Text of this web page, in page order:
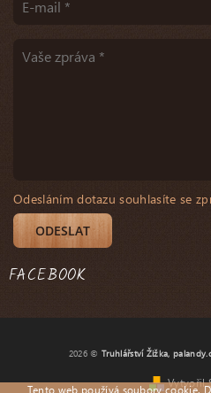
Odesláním dotazu souhlasíte se
FACEBOOK
2026 © Truhlářství Žižka,
Vytvořil
Tento web používá soubory cookie.